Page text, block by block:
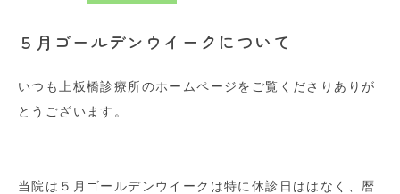
５月ゴールデンウイークについて
いつも上板橋診療所のホームページをご覧くださりありが
とうございます。
当院は５月ゴールデンウイークは特に休診日ははなく、暦